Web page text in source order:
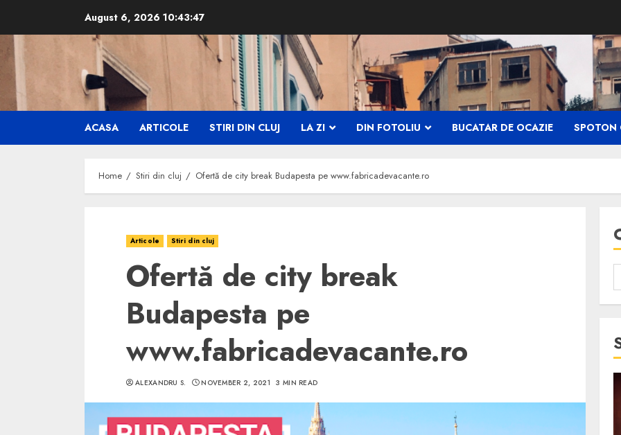
content
August 6, 2026 10:43:48
ACASA ARTICOLE STIRI DIN CLUJ LA ZI DIN FOTOLIU BUCATAR DE OCAZIE SPOTON
Home Stiri din cluj Ofertă de city break Budapesta pe www.fabricadevacante.ro
Articole Stiri din cluj
Ofertă de city break
Budapesta pe
www.fabricadevacante.ro
ALEXANDRU S. NOVEMBER 2, 2021 3 MIN READ
5 min read
SpotOn Cluj